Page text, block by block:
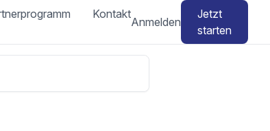
Kontakt
Anmelden
Jetzt
starten